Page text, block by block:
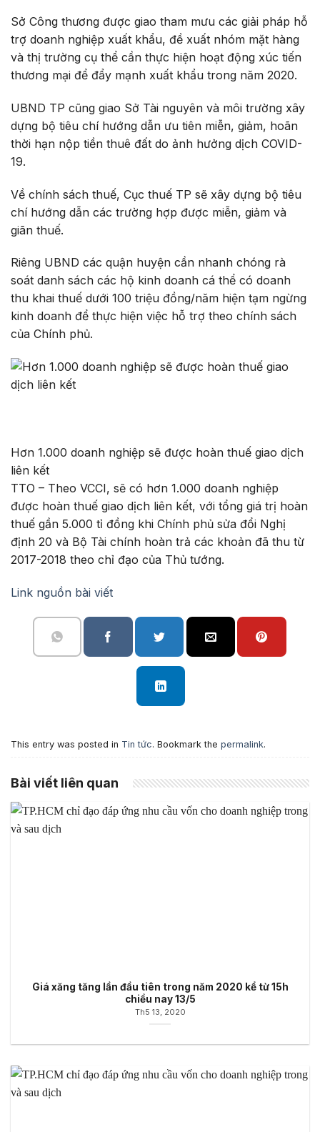
Sở Công thương được giao tham mưu các giải pháp hỗ
trợ doanh nghiệp xuất khẩu, đề xuất nhóm mặt hàng
và thị trường cụ thể cần thực hiện hoạt động xúc tiến
thương mại để đẩy mạnh xuất khẩu trong năm 2020.
UBND TP cũng giao Sở Tài nguyên và môi trường xây
dựng bộ tiêu chí hướng dẫn ưu tiên miễn, giảm, hoãn
thời hạn nộp tiền thuê đất do ảnh hưởng dịch COVID-
19.
Về chính sách thuế, Cục thuế TP sẽ xây dựng bộ tiêu
chí hướng dẫn các trường hợp được miễn, giảm và
giãn thuế.
Riêng UBND các quận huyện cần nhanh chóng rà
soát danh sách các hộ kinh doanh cá thể có doanh
thu khai thuế dưới 100 triệu đồng/năm hiện tạm ngừng
kinh doanh để thực hiện việc hỗ trợ theo chính sách
của Chính phủ.
Hơn 1.000 doanh nghiệp sẽ được hoàn thuế giao dịch
liên kết
TTO – Theo VCCI, sẽ có hơn 1.000 doanh nghiệp
được hoàn thuế giao dịch liên kết, với tổng giá trị hoàn
thuế gần 5.000 tỉ đồng khi Chính phủ sửa đổi Nghị
định 20 và Bộ Tài chính hoàn trả các khoản đã thu từ
2017-2018 theo chỉ đạo của Thủ tướng.
Link nguồn bài viết
This entry was posted in Tin tức. Bookmark the permalink.
Bài viết liên quan
Giá xăng tăng lần đầu tiên trong năm 2020 kể từ 15h
chiều nay 13/5
Th5 13, 2020